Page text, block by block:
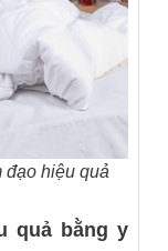
đạo hiệu quả
quả bằng y